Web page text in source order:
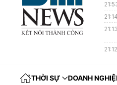
21:14
21:13
21:12
THỜI SỰ DOANH